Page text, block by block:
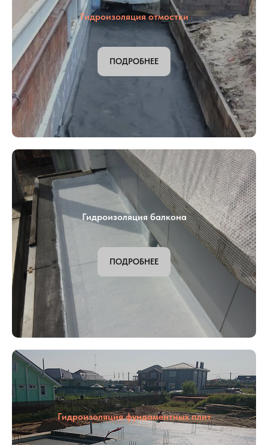
Гидроизоляция отмостки
ПОДРОБНЕЕ
Гидроизоляция балкона
ПОДРОБНЕЕ